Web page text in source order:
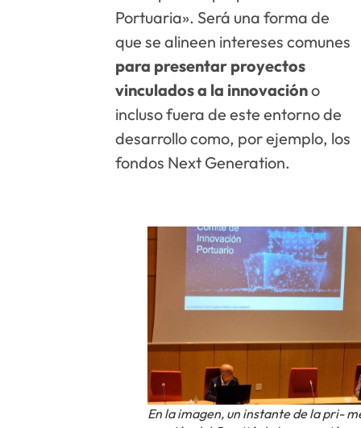
Portuaria». Será una forma de
que se alineen intereses comunes
para presentar proyectos
vinculados a la innovacióno
incluso fuera de este entorno de
desarrollo como, por ejemplo, los
fondos Next Generation.
En la imagen, un instante de la pri-